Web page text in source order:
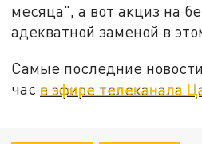
месяца", а вот акциз на
адекватной заменой в
Самые последние
час в эфире телеканала